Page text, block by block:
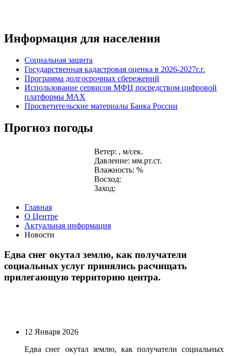
Информация для населения
Социальная защита
Государственная кадастровая оценка в 2026-2027г.г.
Программа долгосрочных сбережений
Использование сервисов МФЦ посредством цифровой
платформы MAX
Просветительские материалы Банка России
Прогноз погоды
Ветер: , м/сек.
Давление: мм.рт.ст.
Влажность: %
Восход:
Заход:
Главная
О Центре
Актуальная информация
Новости
Едва снег окутал землю, как получатели
социальных услуг принялись расчищать
прилегающую территорию центра.
12 Января 2026
Едва снег окутал землю, как получатели социальных